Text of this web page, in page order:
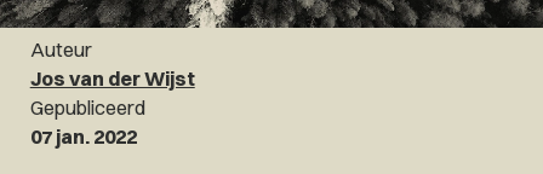
Auteur
Jos van der Wijst
Gepubliceerd
07 jan. 2022